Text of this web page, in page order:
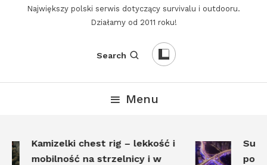
Największy polski serwis dotyczący survivalu i outdooru.
Działamy od 2011 roku!
Search
Menu
Kamizelki chest rig – lekkość i
mobilność na strzelnicy i w